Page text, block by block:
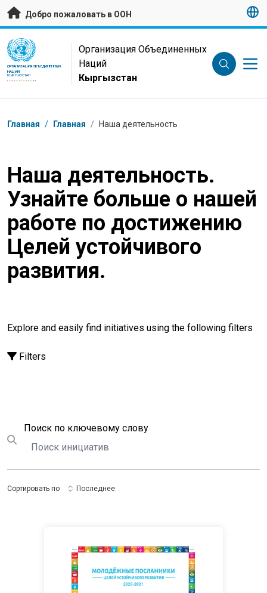
Перейти к основному содержанию
Добро пожаловать в ООН
UN Logo
ОРГАНИЗАЦИЯ ОБЪЕДИНЕННЫХ
НАЦИЙ
КЫРГЫЗСТАН
Организация Объединенных
Наций
Кыргызстан
Навигационная цепочка
Главная / Главная / Наша деятельность
Наша деятельность.
Узнайте больше о нашей
работе по достижению
Целей устойчивого
развития.
Explore and easily find initiatives using the following filters
Filters
Submit search
Поиск по ключевому словуПоиск
Сортировать по Последнее